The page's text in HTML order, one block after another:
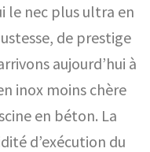
le nec plus ultra en
de prestige
aujourd’hui à
inox moins chère
en béton. La
d’exécution du